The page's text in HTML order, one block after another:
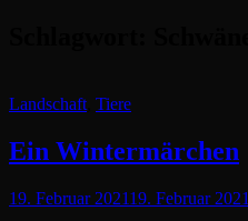
Cat
Landschaft Tiere
Ein Wintermärchen
Posted
19. Februar 202119. Februar 2021